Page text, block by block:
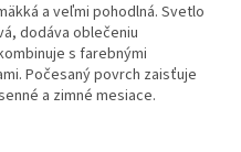
a veľmi pohodlná. Svetlo
dodáva oblečeniu
s farebnými
Počesaný povrch zaisťuje
a zimné mesiace.